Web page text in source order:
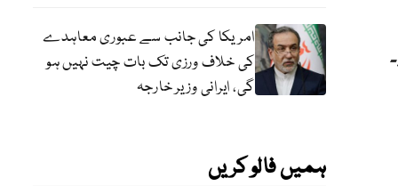
امریکا کی جانب سے عبوری معاہدے
کی خلاف ورزی تک بات چیت نہیں ہو
گی، ایرانی وزیر خارجہ
ہمیں فالو کریں